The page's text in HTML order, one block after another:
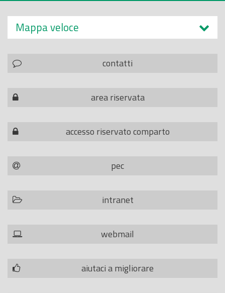
Mappa veloce
contatti
area riservata
accesso riservato comparto
pec
intranet
webmail
aiutaci a migliorare